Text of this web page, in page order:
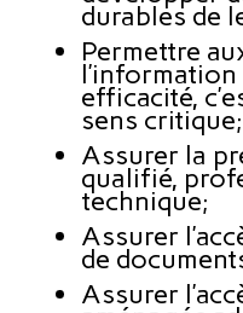
durables de
Permettre
efficacité,
sens critique;
Assurer la
qualifié,
technique;
Assurer
de
Assurer